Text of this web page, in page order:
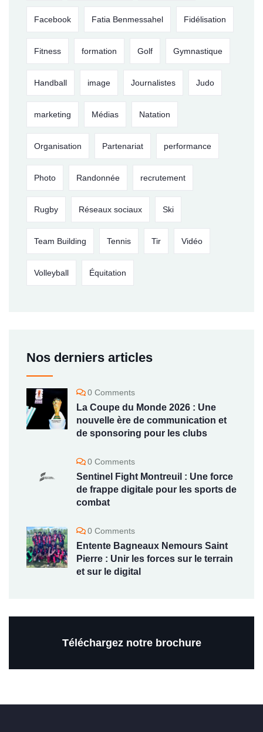
Facebook Fatia Benmessahel Fidélisation
Fitness formation Golf Gymnastique
Handball image Journalistes Judo
marketing Médias Natation
Organisation Partenariat performance
Photo Randonnée recrutement
Rugby Réseaux sociaux Ski
Team Building Tennis Tir Vidéo
Volleyball Équitation
Nos derniers articles
0 Comments
La Coupe du Monde 2026 : Une
nouvelle ère de communication et
de sponsoring pour les clubs
0 Comments
Sentinel Fight Montreuil : Une force
de frappe digitale pour les sports de
combat
0 Comments
Entente Bagneaux Nemours Saint
Pierre : Unir les forces sur le terrain
et sur le digital
Téléchargez notre brochure